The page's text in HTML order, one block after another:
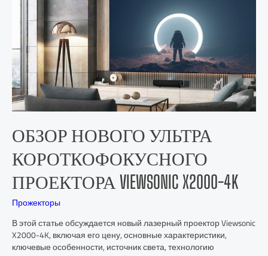
ОБЗОР НОВОГО УЛЬТРА
КОРОТКОФОКУСНОГО
ПРОЕКТОРА VIEWSONIC X2000-4K
Прожекторы
В этой статье обсуждается новый лазерный проектор Viewsonic
X2000-4K, включая его цену, основные характеристики,
ключевые особенности, источник света, технологию